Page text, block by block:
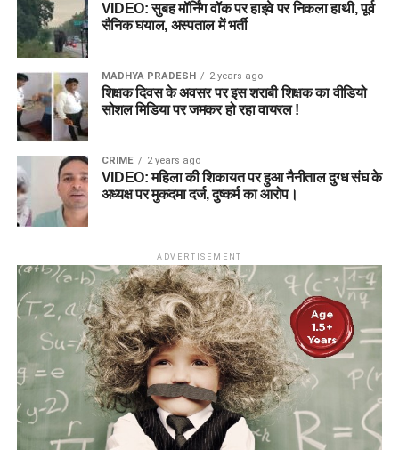
VIDEO: सुबह मॉर्निंग वॉक पर हाइवे पर निकला हाथी, पूर्व
सैनिक घयाल, अस्पताल में भर्ती
MADHYA PRADESH 2 years ago
शिक्षक दिवस के अवसर पर इस शराबी शिक्षक का वीडियो
सोशल मिडिया पर जमकर हो रहा वायरल !
CRIME 2 years ago
VIDEO: महिला की शिकायत पर हुआ नैनीताल दुग्ध संघ के
अध्यक्ष पर मुकदमा दर्ज, दुष्कर्म का आरोप।
ADVERTISEMENT